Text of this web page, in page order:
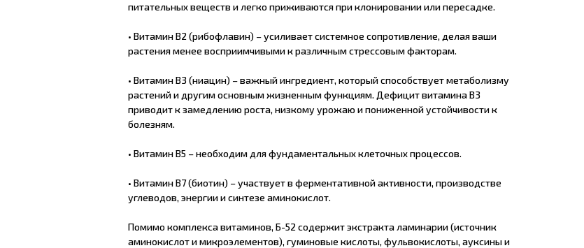
питательных веществ и легко приживаются при клонировании или пересадке.
• Витамин В2 (рибофлавин) – усиливает системное сопротивление, делая ваши
растения менее восприимчивыми к различным стрессовым факторам.
• Витамин B3 (ниацин) – важный ингредиент, который способствует метаболизму
растений и другим основным жизненным функциям. Дефицит витамина В3
приводит к замедлению роста, низкому урожаю и пониженной устойчивости к
болезням.
• Витамин В5 – необходим для фундаментальных клеточных процессов.
• Витамин B7 (биотин) – участвует в ферментативной активности, производстве
углеводов, энергии и синтезе аминокислот.
Помимо комплекса витаминов, Б-52 содержит экстракта ламинарии (источник
аминокислот и микроэлементов), гуминовые кислоты, фульвокислоты, ауксины и